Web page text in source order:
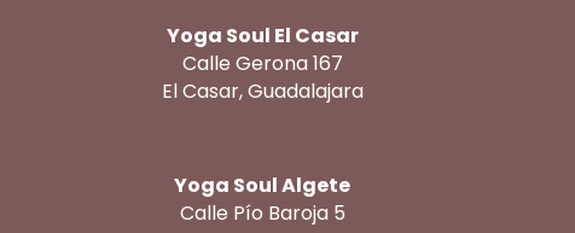
Yoga Soul El Casar
Calle Gerona 167
El Casar, Guadalajara
Yoga Soul Algete
Calle Pío Baroja 5